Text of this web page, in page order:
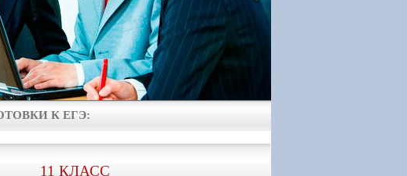
К ЕГЭ:
11 КЛАСС